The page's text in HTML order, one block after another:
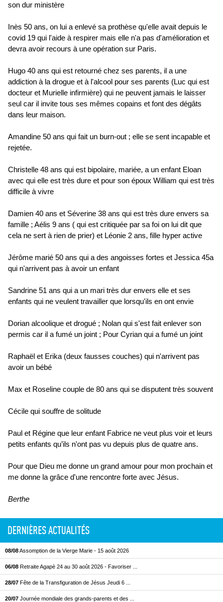
son dur ministère
Inès 50 ans, on lui a enlevé sa prothèse qu'elle avait depuis le
covid 19 qui l'aide à respirer mais elle n'a pas d'amélioration et
devra avoir recours à une opération sur Paris.
Hugo 40 ans qui est retourné chez ses parents, il a une
addiction à la drogue et à l'alcool pour ses parents (Luc qui est
docteur et Murielle infirmière) qui ne peuvent jamais le laisser
seul car il invite tous ses mêmes copains et font des dégâts
dans leur maison.
Amandine 50 ans qui fait un burn-out ; elle se sent incapable et
rejetée.
Christelle 48 ans qui est bipolaire, mariée, a un enfant Eloan
avec qui elle est très dure et pour son époux William qui est très
difficile à vivre
Damien 40 ans et Séverine 38 ans qui est très dure envers sa
famille ; Aélis 9 ans ( qui est critiquée par sa foi on lui dit que
cela ne sert à rien de prier) et Léonie 2 ans, fille hyper active
Jérôme marié 50 ans qui a des angoisses fortes et Jessica 45a
qui n'arrivent pas à avoir un enfant
Sandrine 51 ans qui a un mari très dur envers elle et ses
enfants qui ne veulent travailler que lorsqu'ils en ont envie
Dorian alcoolique et drogué ; Nolan qui s'est fait enlever son
permis car il a fumé un joint ; Pour Cyrian qui a fumé un joint
Raphaël et Erika (deux fausses couches) qui n'arrivent pas
avoir un bébé
Max et Roseline couple de 80 ans qui se disputent très souvent
Cécile qui souffre de solitude
Paul et Régine que leur enfant Fabrice ne veut plus voir et leurs
petits enfants qu’ils n'ont pas vu depuis plus de quatre ans.
Pour que Dieu me donne un grand amour pour mon prochain et
me donne la grâce d'une rencontre forte avec Jésus.
Berthe
DERNIÈRES ACTUALITÉS
08/08Assomption de la Vierge Marie - 15 août 2026
06/08 Retraite Agapè 24 au 30 août 2026 - Favoriser ...
28/07 Fête de la Transfiguration de Jésus Jeudi 6 ...
20/07 Journée mondiale des grands-parents et des ...